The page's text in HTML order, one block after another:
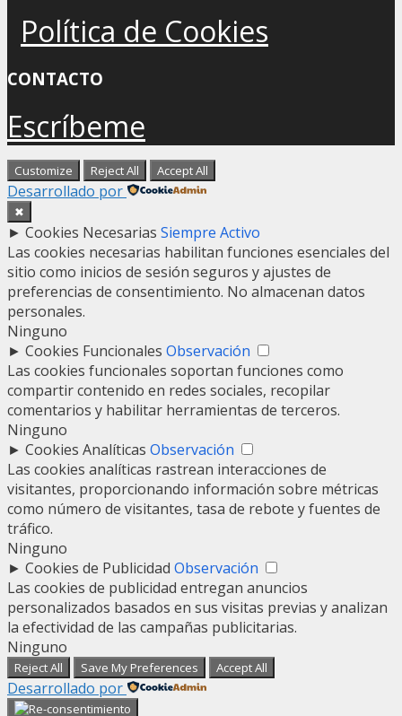
Política de Cookies
CONTACTO
Escríbeme
Customize Reject All Accept All
Desarrollado por
✖
► Cookies Necesarias Siempre Activo
Las cookies necesarias habilitan funciones esenciales del
sitio como inicios de sesión seguros y ajustes de
preferencias de consentimiento. No almacenan datos
personales.
Ninguno
► Cookies Funcionales Observación
Las cookies funcionales soportan funciones como
compartir contenido en redes sociales, recopilar
comentarios y habilitar herramientas de terceros.
Ninguno
► Cookies Analíticas Observación
Las cookies analíticas rastrean interacciones de
visitantes, proporcionando información sobre métricas
como número de visitantes, tasa de rebote y fuentes de
tráfico.
Ninguno
► Cookies de Publicidad Observación
Las cookies de publicidad entregan anuncios
personalizados basados en sus visitas previas y analizan
la efectividad de las campañas publicitarias.
Ninguno
Reject All Save My Preferences Accept All
Desarrollado por